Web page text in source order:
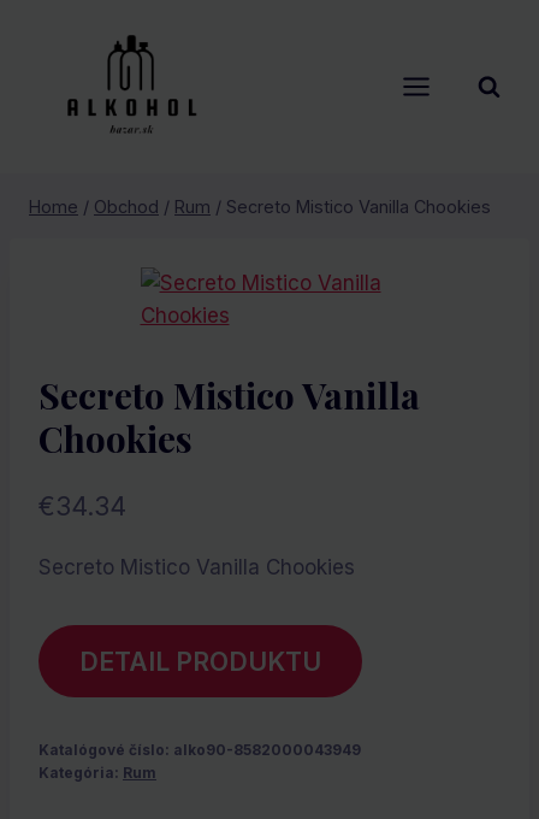
Home / Obchod / Rum / Secreto Mistico Vanilla Chookies
Secreto Mistico Vanilla
Chookies
€34.34
Secreto Mistico Vanilla Chookies
DETAIL PRODUKTU
Katalógové číslo: alko90-8582000043949
Kategória: Rum